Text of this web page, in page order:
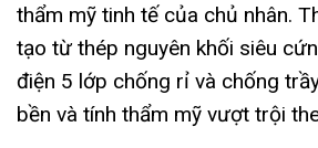
thẩm mỹ tinh tế của chủ nhân.
tạo từ thép nguyên khối siêu
điện 5 lớp chống rỉ và chống
bền và tính thẩm mỹ vượt trội